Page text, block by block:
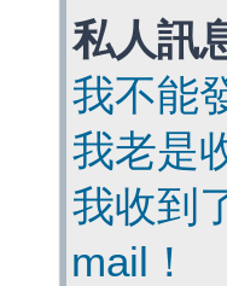
私人訊
我不能
我老是
我收到
mail！